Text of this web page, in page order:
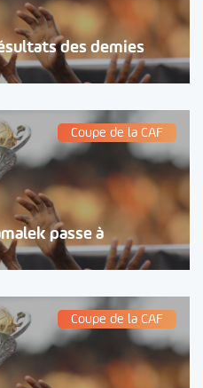
des demies
Coupe de la CAF
passe à
Coupe de la CAF